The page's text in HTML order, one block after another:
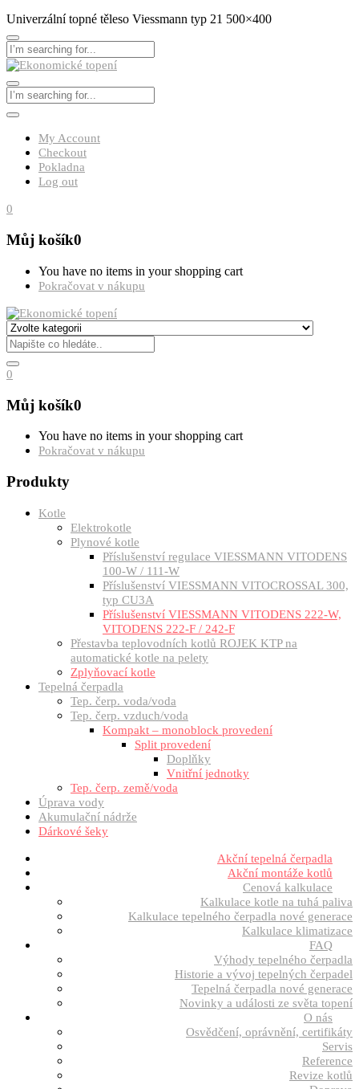
Univerzální topné těleso Viessmann typ 21 500×400
My Account
Checkout
Pokladna
Log out
0
Můj košík0
You have no items in your shopping cart
Pokračovat v nákupu
0
Můj košík0
You have no items in your shopping cart
Pokračovat v nákupu
Produkty
Kotle
Elektrokotle
Plynové kotle
Příslušenství regulace VIESSMANN VITODENS
100-W / 111-W
Příslušenství VIESSMANN VITOCROSSAL 300,
typ CU3A
Příslušenství VIESSMANN VITODENS 222-W,
VITODENS 222-F / 242-F
Přestavba teplovodních kotlů ROJEK KTP na
automatické kotle na pelety
Zplyňovací kotle
Tepelná čerpadla
Tep. čerp. voda/voda
Tep. čerp. vzduch/voda
Kompakt – monoblock provedení
Split provedení
Doplňky
Vnitřní jednotky
Tep. čerp. země/voda
Úprava vody
Akumulační nádrže
Dárkové šeky
Akční tepelná čerpadla
Akční montáže kotlů
Cenová kalkulace
Kalkulace kotle na tuhá paliva
Kalkulace tepelného čerpadla nové generace
Kalkulace klimatizace
FAQ
Výhody tepelného čerpadla
Historie a vývoj tepelných čerpadel
Tepelná čerpadla nové generace
Novinky a události ze světa topení
O nás
Osvědčení, oprávnění, certifikáty
Servis
Reference
Revize kotlů